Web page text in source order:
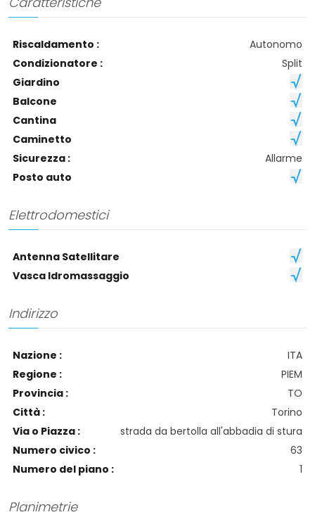
Riscaldamento :
Autonomo
Condizionatore :
Split
Giardino
Balcone
Cantina
Caminetto
Sicurezza :
Allarme
Posto auto
Elettrodomestici
Antenna Satellitare
Vasca Idromassaggio
Indirizzo
Nazione :
ITA
Regione :
PIEM
Provincia :
TO
Città :
Torino
Via o Piazza :
strada da bertolla all'abbadia di stura
Numero civico :
63
Numero del piano :
1
Planimetrie